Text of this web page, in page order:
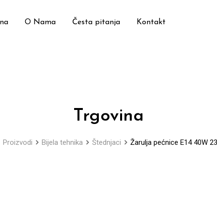
O Nama Česta pitanja Kontakt
Trgovina
Proizvodi Bijela tehnika Štednjaci Žarulja pećnice E14 40W